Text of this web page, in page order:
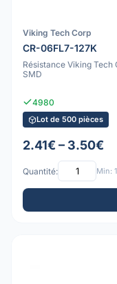
Viking Tech Corp
CR-06FL7-127K
Résistance Viking Tech
SMD
4980
Lot de 500 pièces
2.41€ – 3.50€
Quantité: Min: 1